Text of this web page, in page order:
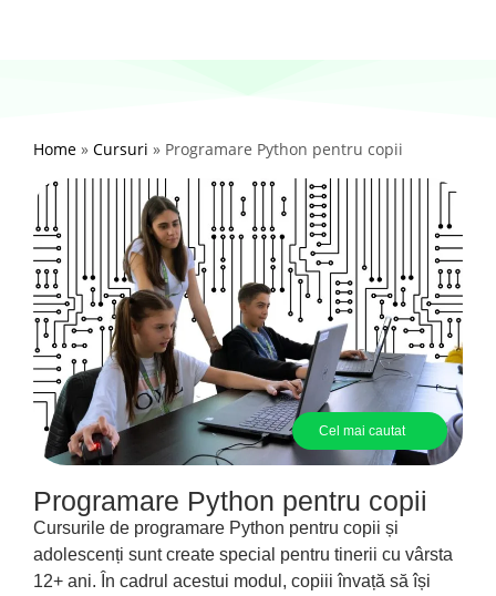
Home » Cursuri » Programare Python pentru copii
Programare Python pentru copii
Cursurile de programare Python pentru copii și
adolescenți sunt create special pentru tinerii cu vârsta
12+ ani. În cadrul acestui modul, copiii învață să își
Cel mai cautat